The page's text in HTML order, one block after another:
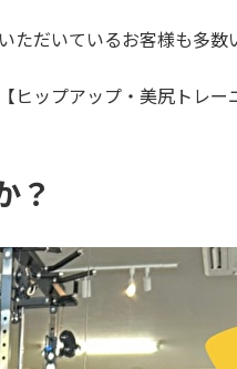
だいているお客様も多数
ップアップ・美尻トレー
？